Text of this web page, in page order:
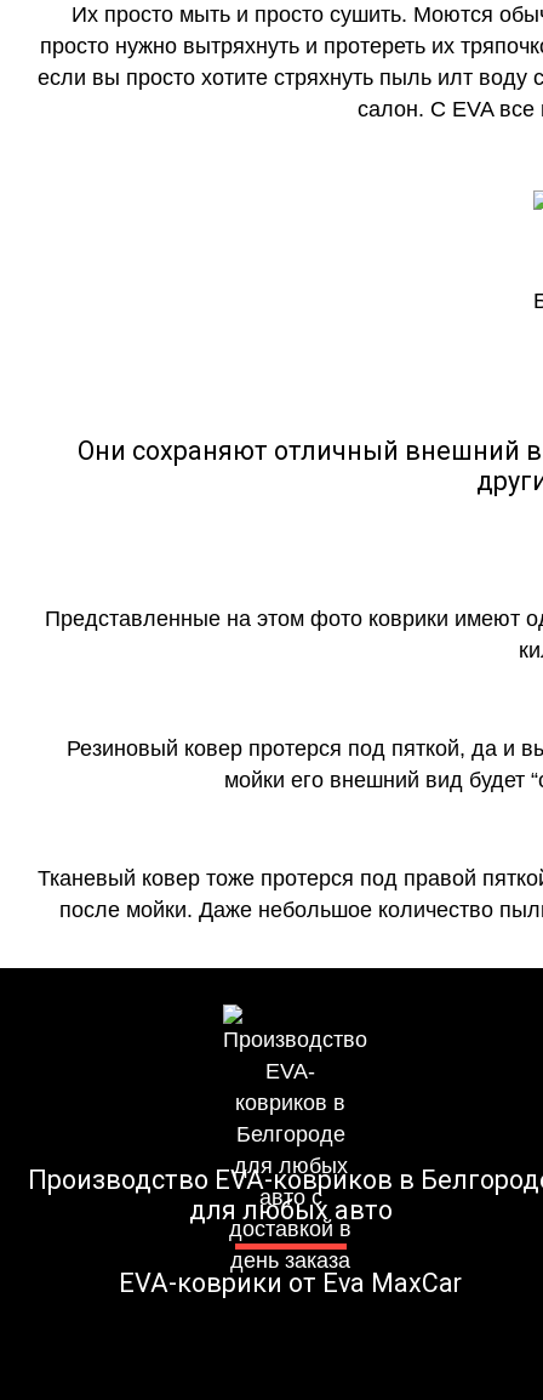
Их просто мыть и просто сушить. Моются
просто нужно вытряхнуть и протереть их
если вы просто хотите стряхнуть пыль илт воду
салон. С EVA все
Они сохраняют отличный внешний
Представленные на этом фото коврики имеют
Резиновый ковер протерся под пяткой, да и
мойки его внешний вид будет
Тканевый ковер тоже протерся под правой
после мойки. Даже небольшое количество
Производство EVA-ковриков в
для любых авто
EVA-коврики от Eva MaxCar